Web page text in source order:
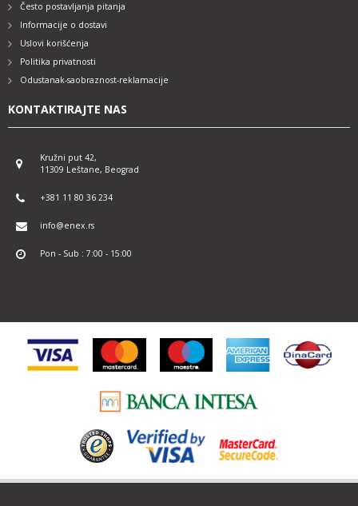
Često postavljanja pitanja
Informacije o dostavi
Uslovi korišćenja
Politika privatnosti
Odustanak-saobraznost-reklamacije
KONTAKTIRAJTE NAS
Kružni put 42,
11309 Leštane, Beograd
+381 11 80 36 234
info@enex.rs
Pon - Sub : 7:00 - 15:00